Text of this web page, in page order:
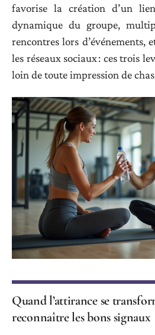
favorise la création d’un
dynamique du groupe,
rencontres lors d’événements,
les réseaux sociaux : ces trois
loin de toute impression de
Quand l’attirance se
reconnaître les bons signaux